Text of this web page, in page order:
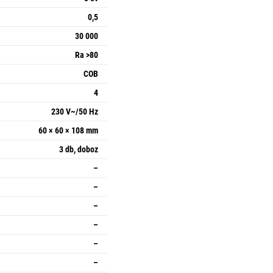
0,5
30 000
Ra >80
COB
4
230 V~/50 Hz
60 × 60 × 108 mm
3 db, doboz
–
–
–
–
–
–